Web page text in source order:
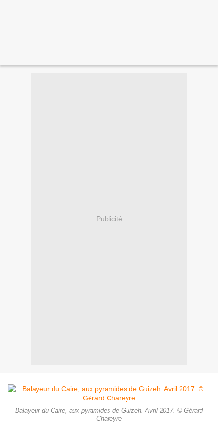
Publicité
Balayeur du Caire, aux pyramides de Guizeh. Avril 2017. © Gérard
Chareyre